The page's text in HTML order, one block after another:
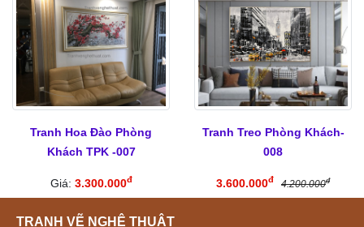
Tranh Hoa Đào Phòng
Khách TPK -007
Giá: 3.300.000đ
Tranh Treo Phòng Khách-
008
3.600.000đ 4.200.000đ
TRANH VẼ NGHỆ THUẬT